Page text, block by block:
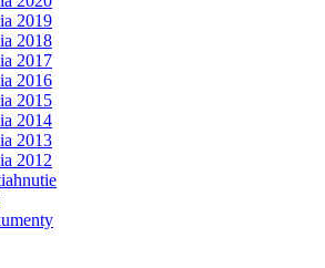
2019
2018
2017
2016
2015
2014
2013
2012